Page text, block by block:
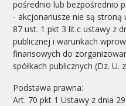
pośrednio lub bezpośrednio
- akcjonariusze nie są
87 ust. 1 pkt 3 lit.c ustawy z
publicznej i warunkach
finansowych do
spółkach publicznych (Dz.
Podstawa prawna:
Art. 70 pkt 1 Ustawy z dnia